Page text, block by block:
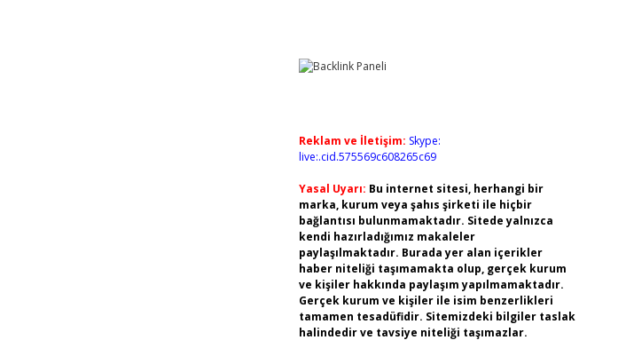
Reklam ve İletişim: Skype:
live:.cid.575569c608265c69
Yasal Uyarı: Bu internet sitesi, herhangi bir
marka, kurum veya şahıs şirketi ile hiçbir
bağlantısı bulunmamaktadır. Sitede yalnızca
kendi hazırladığımız makaleler
paylaşılmaktadır. Burada yer alan içerikler
haber niteliği taşımamakta olup, gerçek kurum
ve kişiler hakkında paylaşım yapılmamaktadır.
Gerçek kurum ve kişiler ile isim benzerlikleri
tamamen tesadüfidir. Sitemizdeki bilgiler taslak
halindedir ve tavsiye niteliği taşımazlar.